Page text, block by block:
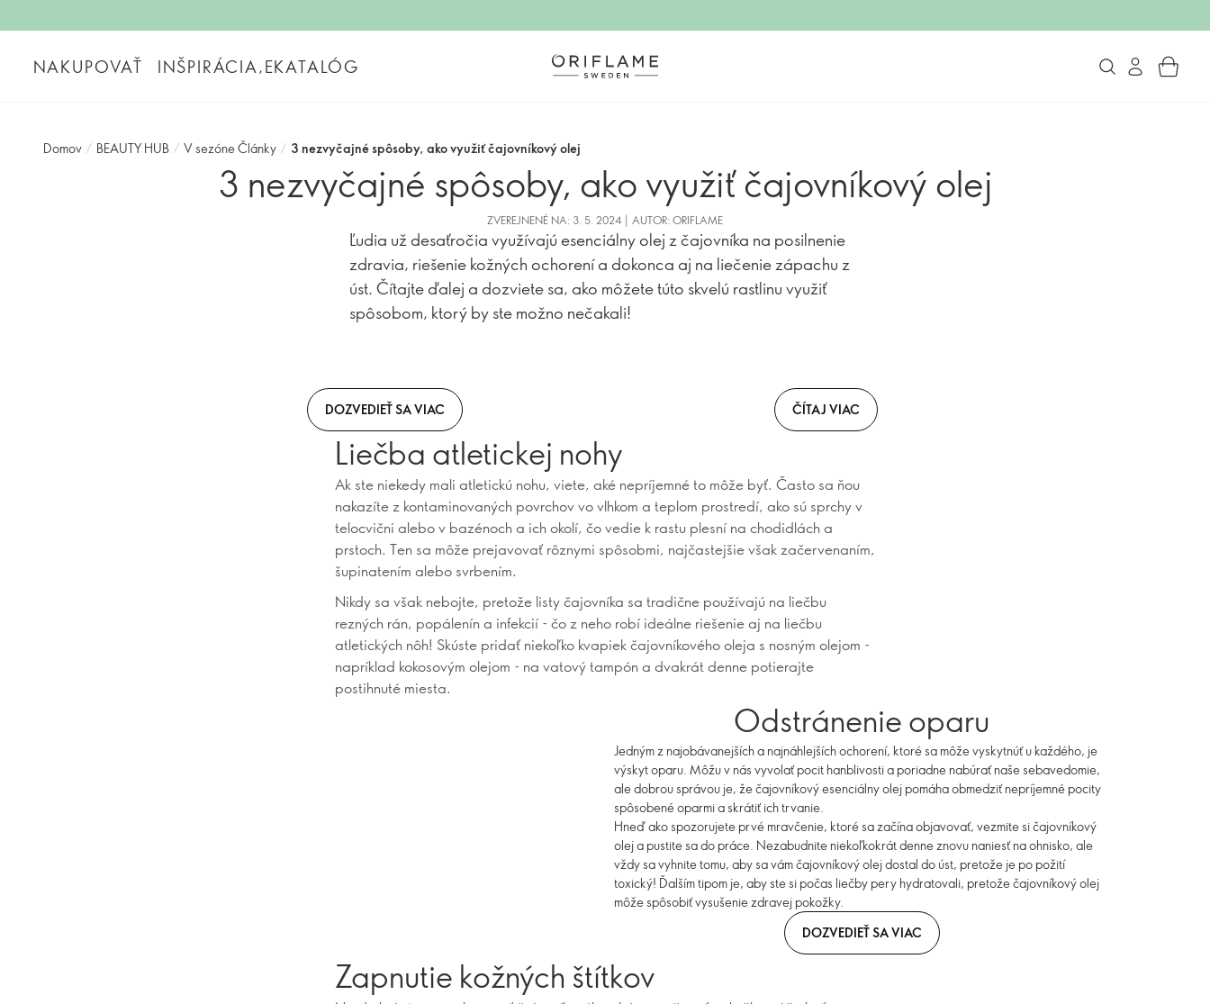
NAKUPOVAŤ INŠPIRÁCIA,EKATALÓG
Domov / BEAUTY HUB / V sezóne Články / 3 nezvyčajné spôsoby, ako využiť čajovníkový olej
3 nezvyčajné spôsoby, ako využiť čajovníkový olej
ZVEREJNENÉ NA: 3. 5. 2024 | AUTOR: ORIFLAME
Ľudia už desaťročia využívajú esenciálny olej z čajovníka na posilnenie
zdravia, riešenie kožných ochorení a dokonca aj na liečenie zápachu z
úst. Čítajte ďalej a dozviete sa, ako môžete túto skvelú rastlinu využiť
spôsobom, ktorý by ste možno nečakali!
DOZVEDIEŤ SA VIAC ČÍTAJ VIAC
Liečba atletickej nohy
Ak ste niekedy mali atletickú nohu, viete, aké nepríjemné to môže byť. Často sa ňou
nakazíte z kontaminovaných povrchov vo vlhkom a teplom prostredí, ako sú sprchy v
telocvični alebo v bazénoch a ich okolí, čo vedie k rastu plesní na chodidlách a
prstoch. Ten sa môže prejavovať rôznymi spôsobmi, najčastejšie však začervenaním,
šupinatením alebo svrbením.
Nikdy sa však nebojte, pretože listy čajovníka sa tradične používajú na liečbu
rezných rán, popálenín a infekcií - čo z neho robí ideálne riešenie aj na liečbu
atletických nôh! Skúste pridať niekoľko kvapiek čajovníkového oleja s nosným olejom -
napríklad kokosovým olejom - na vatový tampón a dvakrát denne potierajte
postihnuté miesta.
Odstránenie oparu
Jedným z najobávanejších a najnáhlejších ochorení, ktoré sa môže vyskytnúť u každého, je
výskyt oparu. Môžu v nás vyvolať pocit hanblivosti a poriadne nabúrať naše sebavedomie,
ale dobrou správou je, že čajovníkový esenciálny olej pomáha obmedziť nepríjemné pocity
spôsobené oparmi a skrátiť ich trvanie.
Hneď ako spozorujete prvé mravčenie, ktoré sa začína objavovať, vezmite si čajovníkový
olej a pustite sa do práce. Nezabudnite niekoľkokrát denne znovu naniesť na ohnisko, ale
vždy sa vyhnite tomu, aby sa vám čajovníkový olej dostal do úst, pretože je po požití
toxický! Ďalším tipom je, aby ste si počas liečby pery hydratovali, pretože čajovníkový olej
môže spôsobiť vysušenie zdravej pokožky.
DOZVEDIEŤ SA VIAC
Zapnutie kožných štítkov